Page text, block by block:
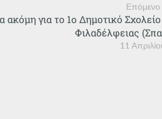
11
ακόμη για το 1ο Δημοτικό
Φιλαδέλφειας